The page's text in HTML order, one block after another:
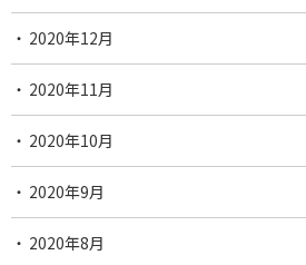
2020年12月
2020年11月
2020年10月
2020年9月
2020年8月